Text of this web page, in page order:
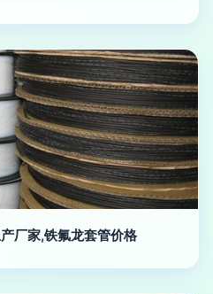
厂家,铁氟龙套管价格